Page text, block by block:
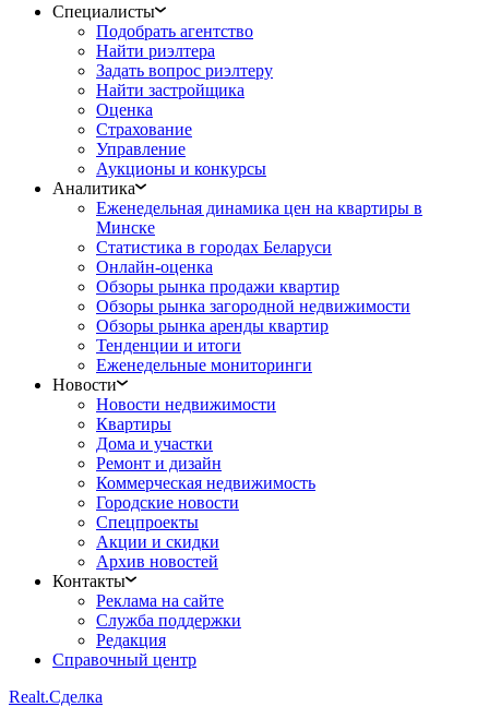
Специалисты
Подобрать агентство
Найти риэлтера
Задать вопрос риэлтеру
Найти застройщика
Оценка
Страхование
Управление
Аукционы и конкурсы
Аналитика
Еженедельная динамика цен на квартиры в
Минске
Статистика в городах Беларуси
Онлайн-оценка
Обзоры рынка продажи квартир
Обзоры рынка загородной недвижимости
Обзоры рынка аренды квартир
Тенденции и итоги
Еженедельные мониторинги
Новости
Новости недвижимости
Квартиры
Дома и участки
Ремонт и дизайн
Коммерческая недвижимость
Городские новости
Спецпроекты
Акции и скидки
Архив новостей
Контакты
Реклама на сайте
Служба поддержки
Редакция
Справочный центр
Realt.Сделка